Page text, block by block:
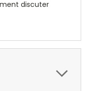
discuter